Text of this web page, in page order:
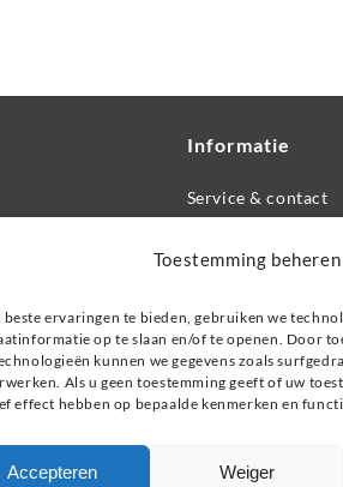
Toestemming beheren
beste ervaringen te bieden, gebruiken we
op te slaan en/of te openen. Door
kunnen we gegevens zoals
Als u geen toestemming geeft of uw
effect hebben op bepaalde kenmerken en
Accepteren Weiger
Informatie
Service & contact
Veel gestelde vragen
Zoeken